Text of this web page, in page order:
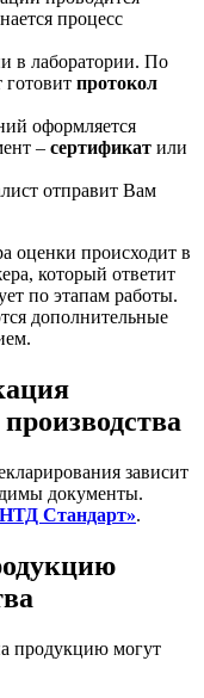
процесс
в лаборатории. По
готовит протокол
оформляется
– сертификат или
отправит Вам
оценки происходит в
который ответит
по этапам работы.
дополнительные
зависит
документы.
Стандарт».
продукцию могут